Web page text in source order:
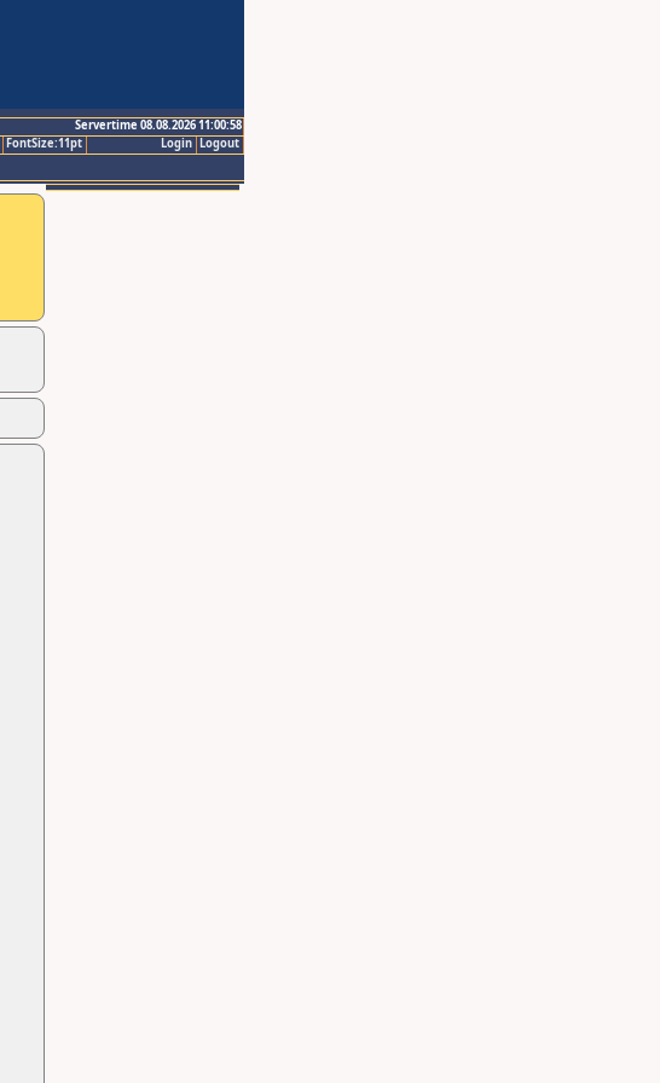
Servertime 08.08.2026 11:00:58
Logout
Login
FontSize:11pt